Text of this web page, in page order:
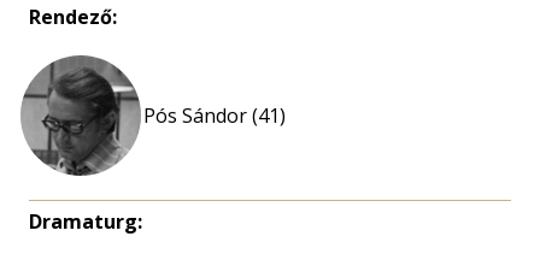
Rendező:
Pós Sándor (41)
Dramaturg: